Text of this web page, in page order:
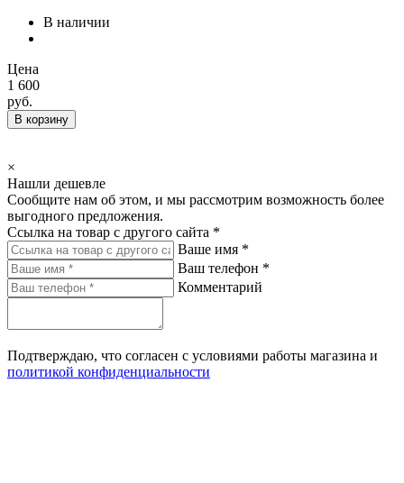
В наличии
Цена
1 600
руб.
В корзину
×
Нашли дешевле
Сообщите нам об этом, и мы рассмотрим возможность более
выгодного предложения.
Ссылка на товар с другого сайта *
Ваше имя *
Ваш телефон *
Комментарий
Подтверждаю, что согласен с условиями работы магазина и
политикой конфиденциальности